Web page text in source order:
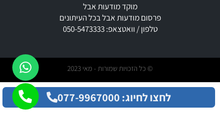
מוקד מודעות אבל
פרסום מודעות אבל בכל העיתונים
טלפון / וואטצאפ: 050-5473333
© כל הזכויות שמורות - מאי 2023
לחצו לחיוג: 077-9967000